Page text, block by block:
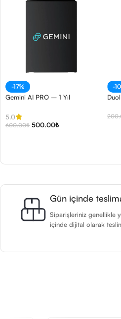
-17%
Gemini AI PRO – 1 Yıl
5.0
600.00₺ 500.00₺
-
Gün içinde
Siparişleriniz genellikle
içinde dijital olarak